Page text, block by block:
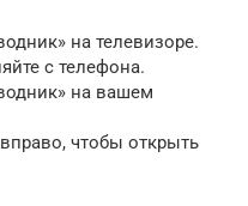
на телевизоре.
с телефона.
на вашем
чтобы открыть